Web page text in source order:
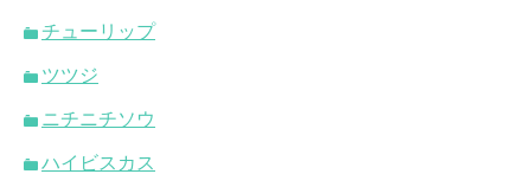
チューリップ
ツツジ
ニチニチソウ
ハイビスカス